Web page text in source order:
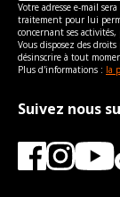
Votre adresse e-mail
traitement pour lui
concernant ses
Vous disposez des
désinscrire à tout
Plus d'informations : la
Suivez nous